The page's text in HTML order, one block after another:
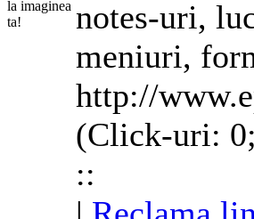
notes-uri,
meniuri,
http://
(Click-uri:
::